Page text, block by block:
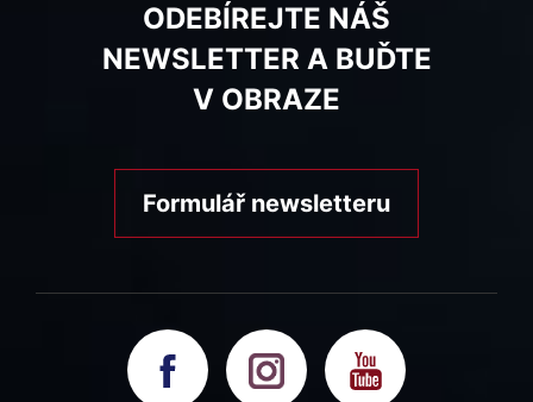
ODEBÍREJTE NÁŠ
NEWSLETTER A BUĎTE
V OBRAZE
Formulář newsletteru